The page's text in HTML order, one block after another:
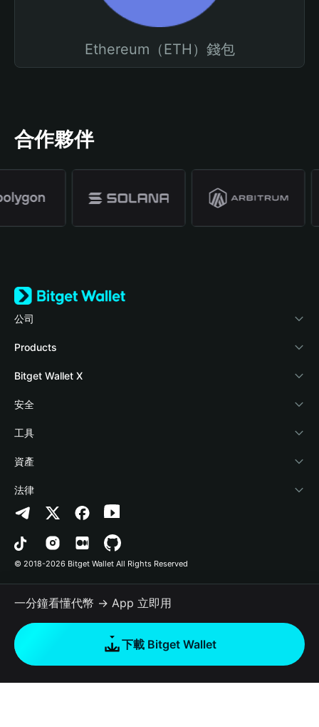
Ethereum（ETH）錢包
合作夥伴
公司
關於 Bitget Wallet
部落格
學院
加密資訊
幫助中心
‌聯繫我們
品牌資源
工作機會
Products
Crypto Card
Stablecoin Earn
Payfi Crypto
Crypto Swap API
Altcoin Season Index
Prediction Markets
DApp
RWA
如何購買加密貨幣
Bitget Wallet X
開發者文件
連接錢包
Bitget Wallet Pay
合作上架
安全
風險保障基金
安全防護技術
工具
快捷買幣
授權檢測
合約檢測
批次轉帳
資產
Arbitrum
Avalanche
Bitcoin
Polygon
法律
隱私協議
用戶使用協議
© 2018-2026 Bitget Wallet All Rights Reserved
一分鐘看懂代幣 → App 立即用
下載 Bitget Wallet